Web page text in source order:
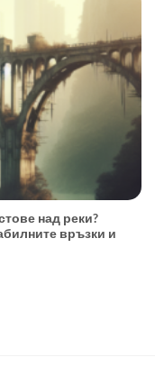
над реки?
връзки и